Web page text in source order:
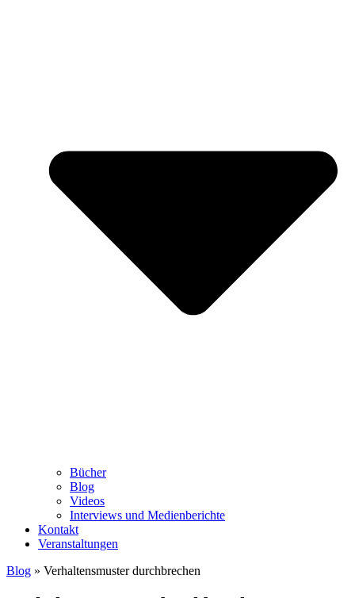
Bücher
Blog
Videos
Interviews und Medienberichte
Kontakt
Veranstaltungen
Blog » Verhaltensmuster durchbrechen